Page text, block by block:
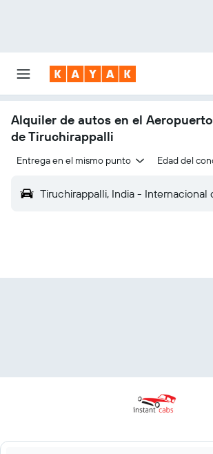
Alquiler de autos en el
de Tiruchirappalli
Entrega en el mismo punto Edad del
Tiruchirappalli, India - Internacional